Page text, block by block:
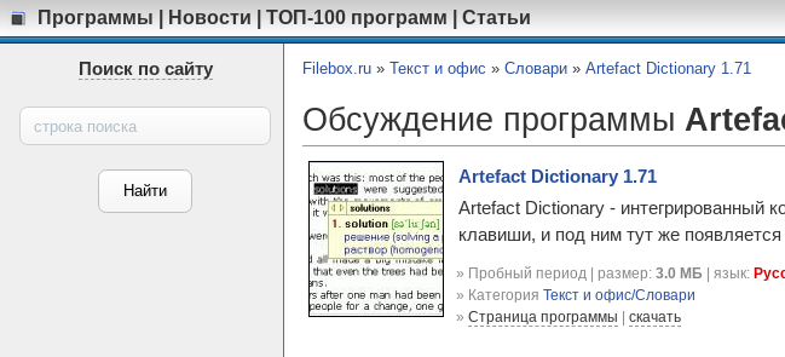
Программы Новости ТОП-100 программ Статьи
Поиск по сайту Filebox.ru » Текст и офис » Словари » Artefact Dictionary 1.71
Обсуждение программы
Artefact Dictionary 1.71
Artefact Dictionary - интегрированный
клавиши, и под ним тут же
» Пробный период | размер: 3.0 МБ | язык:
» Категория Текст и офис/Словари
» Страница программы скачать